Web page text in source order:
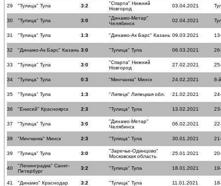
29 "Тулица" Тула 3:2
"Спарта" Нижний
Новгород
03.04.2021
30 "Тулица" Тула 3:0
"Динамо-Метар"
Челябинск
02.04.2021
31 "Тулица" Тула 1:3 "Динамо-Ак Барс" Казань 09.03.2021
32 "Динамо-Ак Барс" Казань 3:0 "Тулица" Тула 06.03.2021
33 "Тулица" Тула 3:0
"Спарта" Нижний
Новгород
27.02.2021
34 "Тулица" Тула 0:3 "Минчанка" Минск 24.02.2021 8-
35 "Тулица" Тула 1:3 "Липецк" Липецкая обл. 21.02.2021
36 "Енисей" Красноярск 2:3 "Тулица" Тула 13.02.2021
37 "Тулица" Тула 3:0
"Динамо-Метар"
Челябинск
06.02.2021
38 "Минчанка" Минск 2:3 "Тулица" Тула 30.01.2021
39 "Тулица" Тула 3:0
"Заречье-Одинцово"
Московская область
25.01.2021
40
"Ленинградка" Санкт-
Петербург
3:2 "Тулица" Тула 18.01.2021
41 "Динамо" Краснодар 3:2 "Тулица" Тула 11.01.2021